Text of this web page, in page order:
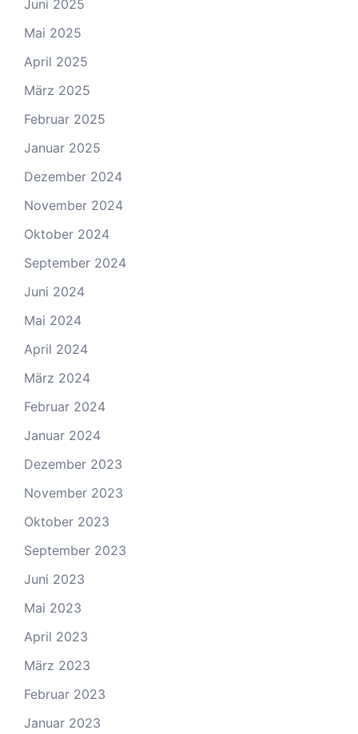
Juni 2025
Mai 2025
April 2025
März 2025
Februar 2025
Januar 2025
Dezember 2024
November 2024
Oktober 2024
September 2024
Juni 2024
Mai 2024
April 2024
März 2024
Februar 2024
Januar 2024
Dezember 2023
November 2023
Oktober 2023
September 2023
Juni 2023
Mai 2023
April 2023
März 2023
Februar 2023
Januar 2023